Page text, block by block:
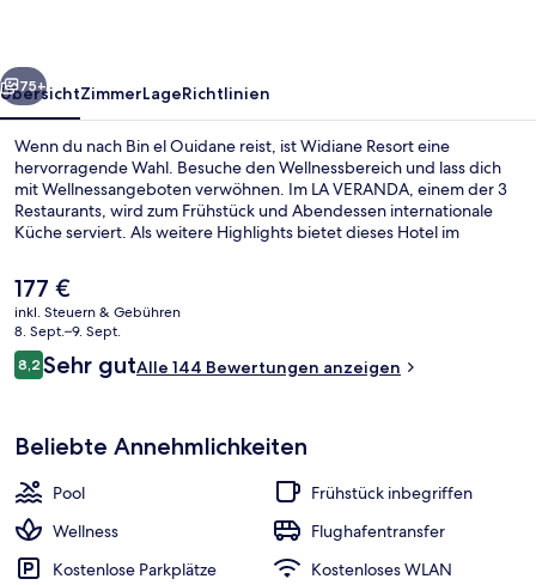
Weiter
75+
ÜbersichtZimmerLageRichtlinien
Wenn du nach Bin el Ouidane reist, ist Widiane Resort eine
hervorragende Wahl. Besuche den Wellnessbereich und lass dich
mit Wellnessangeboten verwöhnen. Im LA VERANDA, einem der 3
Restaurants, wird zum Frühstück und Abendessen internationale
Küche serviert. Als weitere Highlights bietet dieses Hotel im
geöffnetes Fitnesscenter. Andere Reisende haben viel Gutes über
das hilfsbereite Personal zu berichten.
Der
aktuelle
Preis
beträgt
177 €.
177 €
inkl. Steuern & Gebühren
8. Sept.–9. Sept.
Bewertungen
8,28,2 von 10.
Sehr gutAlle 144 Bewertungen anzeigen
Beliebte Annehmlichkeiten
Pool
Frühstück inbegriffen
Wellness
Flughafentransfer
Kostenlose Parkplätze
Kostenloses WLAN